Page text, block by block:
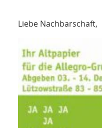
KONTAKT
Liebe Nachbarschaft,